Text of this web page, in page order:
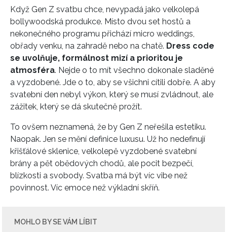
Když Gen Z svatbu chce, nevypadá jako velkolepá
bollywoodská produkce. Místo dvou set hostů a
nekonečného programu přichází micro weddings,
obřady venku, na zahradě nebo na chatě. Dress code
se uvolňuje, formálnost mizí a prioritou je
atmosféra. Nejde o to mít všechno dokonale sladěné
a vyzdobené. Jde o to, aby se všichni cítili dobře. A aby
svatební den nebyl výkon, který se musí zvládnout, ale
zážitek, který se dá skutečně prožít.
To ovšem neznamená, že by Gen Z neřešila estetiku.
Naopak. Jen se mění definice luxusu. Už ho nedefinují
křišťálové sklenice, velkolepě vyzdobené svatební
brány a pět obědových chodů, ale pocit bezpečí,
blízkosti a svobody. Svatba má být víc vibe než
povinnost. Víc emoce než výkladní skříň.
MOHLO BY SE VÁM LÍBIT